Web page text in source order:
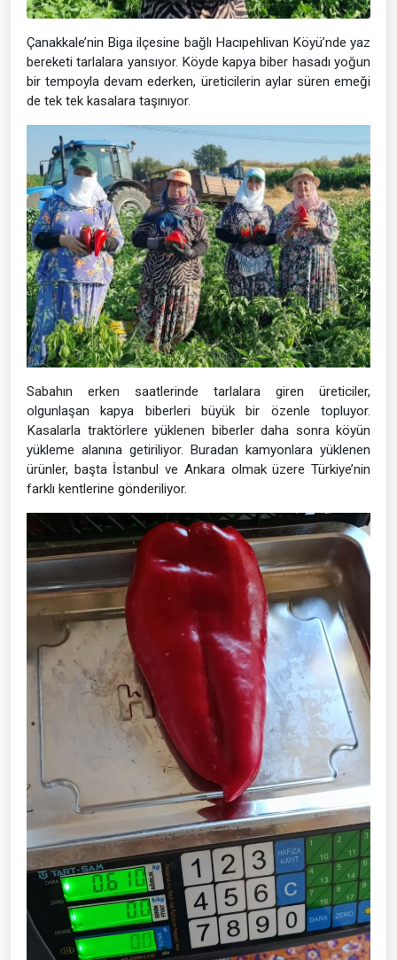
Çanakkale’nin Biga ilçesine bağlı Hacıpehlivan Köyü’nde yaz
bereketi tarlalara yansıyor. Köyde kapya biber hasadı yoğun
bir tempoyla devam ederken, üreticilerin aylar süren emeği
de tek tek kasalara taşınıyor.
Sabahın erken saatlerinde tarlalara giren üreticiler,
olgunlaşan kapya biberleri büyük bir özenle topluyor.
Kasalarla traktörlere yüklenen biberler daha sonra köyün
yükleme alanına getiriliyor. Buradan kamyonlara yüklenen
ürünler, başta İstanbul ve Ankara olmak üzere Türkiye’nin
farklı kentlerine gönderiliyor.